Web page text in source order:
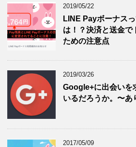
2019/05/22
LINE Payボーナス
は！？決済と送金で
ための注意点
2019/03/26
Google+に出会いを
いるだろうか。〜
2017/05/09